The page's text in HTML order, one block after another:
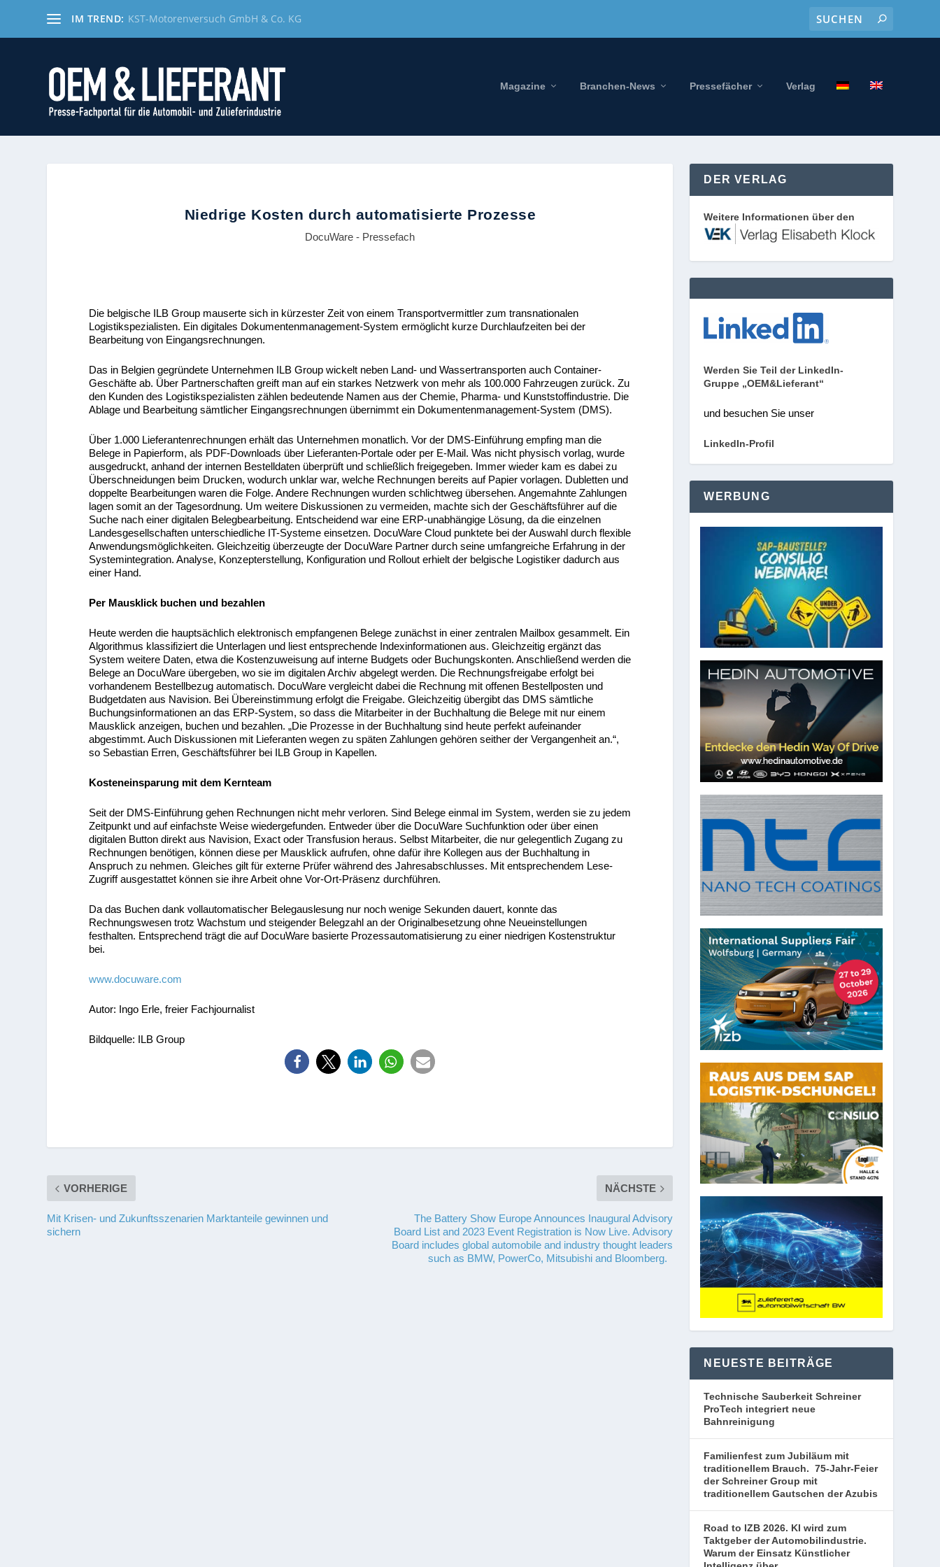
IM TREND: KST-Motorenversuch GmbH & Co. KG
Magazine Branchen-News Pressefächer Verlag
Niedrige Kosten durch automatisierte Prozesse
DocuWare - Pressefach
Die belgische ILB Group mauserte sich in kürzester Zeit von einem Transportvermittler zum transnationalen
Logistikspezialisten. Ein digitales Dokumentenmanagement-System ermöglicht kurze Durchlaufzeiten bei der
Bearbeitung von Eingangsrechnungen.
Das in Belgien gegründete Unternehmen ILB Group wickelt neben Land- und Wassertransporten auch Container-
Geschäfte ab. Über Partnerschaften greift man auf ein starkes Netzwerk von mehr als 100.000 Fahrzeugen zurück. Zu
den Kunden des Logistikspezialisten zählen bedeutende Namen aus der Chemie, Pharma- und Kunststoffindustrie. Die
Ablage und Bearbeitung sämtlicher Eingangsrechnungen übernimmt ein Dokumentenmanagement-System (DMS).
Über 1.000 Lieferantenrechnungen erhält das Unternehmen monatlich. Vor der DMS-Einführung empfing man die
Belege in Papierform, als PDF-Downloads über Lieferanten-Portale oder per E-Mail. Was nicht physisch vorlag, wurde
ausgedruckt, anhand der internen Bestelldaten überprüft und schließlich freigegeben. Immer wieder kam es dabei zu
Überschneidungen beim Drucken, wodurch unklar war, welche Rechnungen bereits auf Papier vorlagen. Dubletten und
doppelte Bearbeitungen waren die Folge. Andere Rechnungen wurden schlichtweg übersehen. Angemahnte Zahlungen
lagen somit an der Tagesordnung. Um weitere Diskussionen zu vermeiden, machte sich der Geschäftsführer auf die
Suche nach einer digitalen Belegbearbeitung. Entscheidend war eine ERP-unabhängige Lösung, da die einzelnen
Landesgesellschaften unterschiedliche IT-Systeme einsetzen. DocuWare Cloud punktete bei der Auswahl durch flexible
Anwendungsmöglichkeiten. Gleichzeitig überzeugte der DocuWare Partner durch seine umfangreiche Erfahrung in der
Systemintegration. Analyse, Konzepterstellung, Konfiguration und Rollout erhielt der belgische Logistiker dadurch aus
einer Hand.
Per Mausklick buchen und bezahlen
Heute werden die hauptsächlich elektronisch empfangenen Belege zunächst in einer zentralen Mailbox gesammelt. Ein
Algorithmus klassifiziert die Unterlagen und liest entsprechende Indexinformationen aus. Gleichzeitig ergänzt das
System weitere Daten, etwa die Kostenzuweisung auf interne Budgets oder Buchungskonten. Anschließend werden die
Belege an DocuWare übergeben, wo sie im digitalen Archiv abgelegt werden. Die Rechnungsfreigabe erfolgt bei
vorhandenem Bestellbezug automatisch. DocuWare vergleicht dabei die Rechnung mit offenen Bestellposten und
Budgetdaten aus Navision. Bei Übereinstimmung erfolgt die Freigabe. Gleichzeitig übergibt das DMS sämtliche
Buchungsinformationen an das ERP-System, so dass die Mitarbeiter in der Buchhaltung die Belege mit nur einem
Mausklick anzeigen, buchen und bezahlen. „Die Prozesse in der Buchhaltung sind heute perfekt aufeinander
abgestimmt. Auch Diskussionen mit Lieferanten wegen zu späten Zahlungen gehören seither der Vergangenheit an.“,
so Sebastian Erren, Geschäftsführer bei ILB Group in Kapellen.
Kosteneinsparung mit dem Kernteam
Seit der DMS-Einführung gehen Rechnungen nicht mehr verloren. Sind Belege einmal im System, werden sie zu jedem
Zeitpunkt und auf einfachste Weise wiedergefunden. Entweder über die DocuWare Suchfunktion oder über einen
digitalen Button direkt aus Navision, Exact oder Transfusion heraus. Selbst Mitarbeiter, die nur gelegentlich Zugang zu
Rechnungen benötigen, können diese per Mausklick aufrufen, ohne dafür ihre Kollegen aus der Buchhaltung in
Anspruch zu nehmen. Gleiches gilt für externe Prüfer während des Jahresabschlusses. Mit entsprechendem Lese-
Zugriff ausgestattet können sie ihre Arbeit ohne Vor-Ort-Präsenz durchführen.
Da das Buchen dank vollautomatischer Belegauslesung nur noch wenige Sekunden dauert, konnte das
Rechnungswesen trotz Wachstum und steigender Belegzahl an der Originalbesetzung ohne Neueinstellungen
festhalten. Entsprechend trägt die auf DocuWare basierte Prozessautomatisierung zu einer niedrigen Kostenstruktur
bei.
www.docuware.com
Autor: Ingo Erle, freier Fachjournalist
Bildquelle: ILB Group
VORHERIGE
Mit Krisen- und Zukunftsszenarien Marktanteile gewinnen und
sichern
NÄCHSTE
The Battery Show Europe Announces Inaugural Advisory
Board List and 2023 Event Registration is Now Live. Advisory
Board includes global automobile and industry thought leaders
such as BMW, PowerCo, Mitsubishi and Bloomberg.
DER VERLAG
Weitere Informationen über den
Werden Sie Teil der LinkedIn-
Gruppe „OEM&Lieferant“
und besuchen Sie unser
LinkedIn-Profil
WERBUNG
NEUESTE BEITRÄGE
Technische Sauberkeit Schreiner
ProTech integriert neue
Bahnreinigung
Familienfest zum Jubiläum mit
traditionellem Brauch. 75-Jahr-Feier
der Schreiner Group mit
traditionellem Gautschen der Azubis
Road to IZB 2026. KI wird zum
Taktgeber der Automobilindustrie.
Warum der Einsatz Künstlicher